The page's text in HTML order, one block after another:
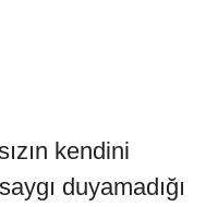
kendini
du­yamadığı